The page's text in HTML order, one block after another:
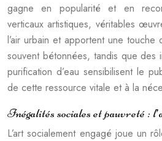
gagne en popularité et en
verticaux artistiques, véritables
l’air urbain et apportent une
souvent bétonnées, tandis que des
purification d’eau sensibilisent le
de cette ressource vitale et à la
Inégalités sociales et pauvreté :
L’art socialement engagé joue un